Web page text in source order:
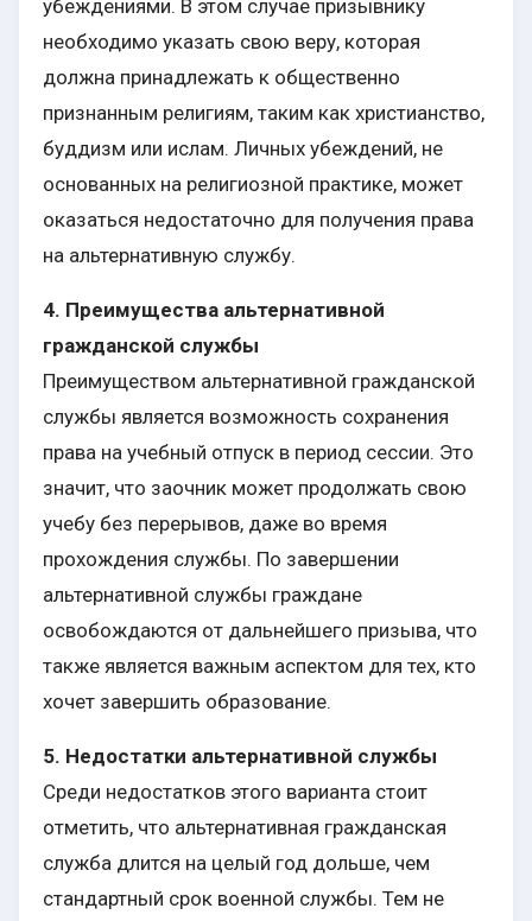
убеждениями. В этом случае призывнику
необходимо указать свою веру, которая
должна принадлежать к общественно
признанным религиям, таким как христианство,
буддизм или ислам. Личных убеждений, не
основанных на религиозной практике, может
оказаться недостаточно для получения права
на альтернативную службу.
4. Преимущества альтернативной
гражданской службы
Преимуществом альтернативной гражданской
службы является возможность сохранения
права на учебный отпуск в период сессии. Это
значит, что заочник может продолжать свою
учебу без перерывов, даже во время
прохождения службы. По завершении
альтернативной службы граждане
освобождаются от дальнейшего призыва, что
также является важным аспектом для тех, кто
хочет завершить образование.
5. Недостатки альтернативной службы
Среди недостатков этого варианта стоит
отметить, что альтернативная гражданская
служба длится на целый год дольше, чем
стандартный срок военной службы. Тем не